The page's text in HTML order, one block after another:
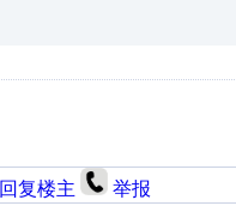
回复楼主 举报